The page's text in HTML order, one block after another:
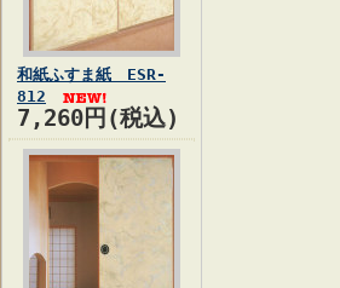
和紙ふすま紙 ESR-
812
7,260円(税込)